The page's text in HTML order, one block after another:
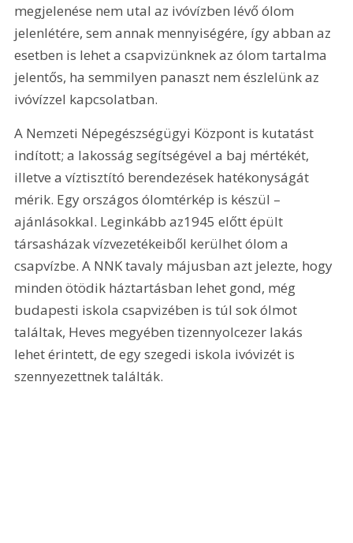
megjelenése nem utal az ivóvízben lévő ólom
jelenlétére, sem annak mennyiségére, így abban az
esetben is lehet a csapvizünknek az ólom tartalma
jelentős, ha semmilyen panaszt nem észlelünk az
ivóvízzel kapcsolatban.
A Nemzeti Népegészségügyi Központ is kutatást
indított; a lakosság segítségével a baj mértékét,
illetve a víztisztító berendezések hatékonyságát
mérik. Egy országos ólomtérkép is készül –
ajánlásokkal. Leginkább az1945 előtt épült
társasházak vízvezetékeiből kerülhet ólom a
csapvízbe. A NNK tavaly májusban azt jelezte, hogy
minden ötödik háztartásban lehet gond, még
budapesti iskola csapvizében is túl sok ólmot
találtak, Heves megyében tizennyolcezer lakás
lehet érintett, de egy szegedi iskola ivóvizét is
szennyezettnek találták.